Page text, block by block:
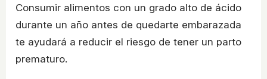
Consumir alimentos con un grado alto de ácido
durante un año antes de quedarte embarazada
te ayudará a reducir el riesgo de tener un parto
prematuro.